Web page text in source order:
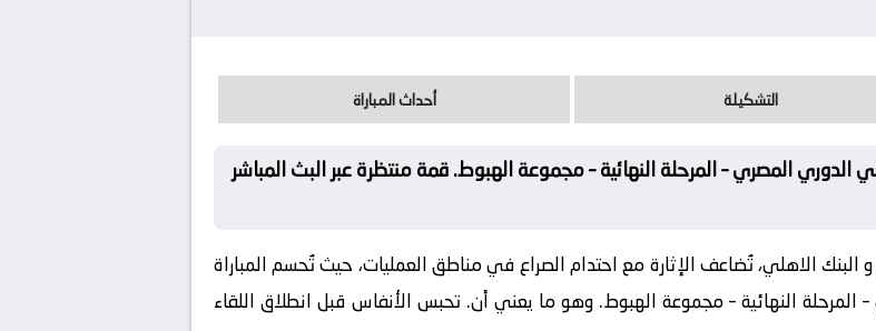
التشكيلة أحداث المباراة
المصري – المرحلة النهائية – مجموعة الهبوط. قمة منتظرة عبر البث المباشر
البنك الاهلي، تُضاعف الإثارة مع احتدام الصراع في مناطق العمليات، حيث تُحسم المباراة
المرحلة النهائية – مجموعة الهبوط. وهو ما يعني أن. تحبس الأنفاس قبل انطلاق اللقاء